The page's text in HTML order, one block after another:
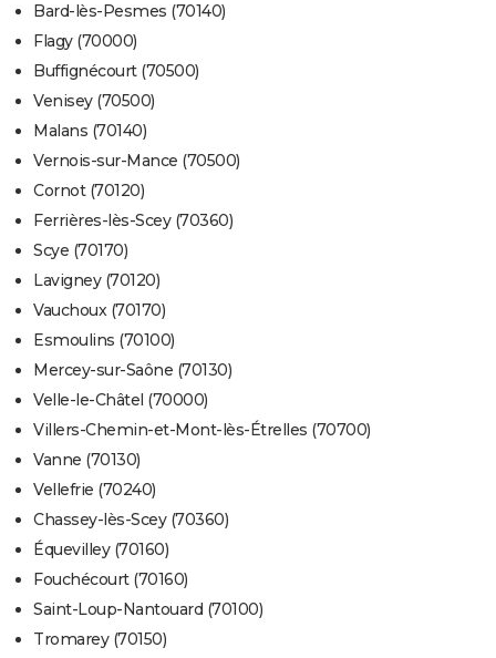
Bard-lès-Pesmes (70140)
Flagy (70000)
Buffignécourt (70500)
Venisey (70500)
Malans (70140)
Vernois-sur-Mance (70500)
Cornot (70120)
Ferrières-lès-Scey (70360)
Scye (70170)
Lavigney (70120)
Vauchoux (70170)
Esmoulins (70100)
Mercey-sur-Saône (70130)
Velle-le-Châtel (70000)
Villers-Chemin-et-Mont-lès-Étrelles (70700)
Vanne (70130)
Vellefrie (70240)
Chassey-lès-Scey (70360)
Équevilley (70160)
Fouchécourt (70160)
Saint-Loup-Nantouard (70100)
Tromarey (70150)